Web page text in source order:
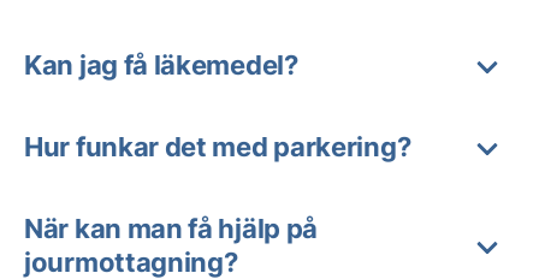
Kan jag få läkemedel?
Hur funkar det med parkering?
När kan man få hjälp på
jourmottagning?